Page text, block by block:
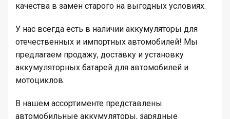
качества в замен старого на выгодных условиях.
У нас всегда есть в наличии аккумуляторы для
отечественных и импортных автомобилей! Мы
предлагаем продажу, доставку и установку
аккумуляторных батарей для автомобилей и
мотоциклов.
В нашем ассортименте представлены
автомобильные аккумуляторы, зарядные